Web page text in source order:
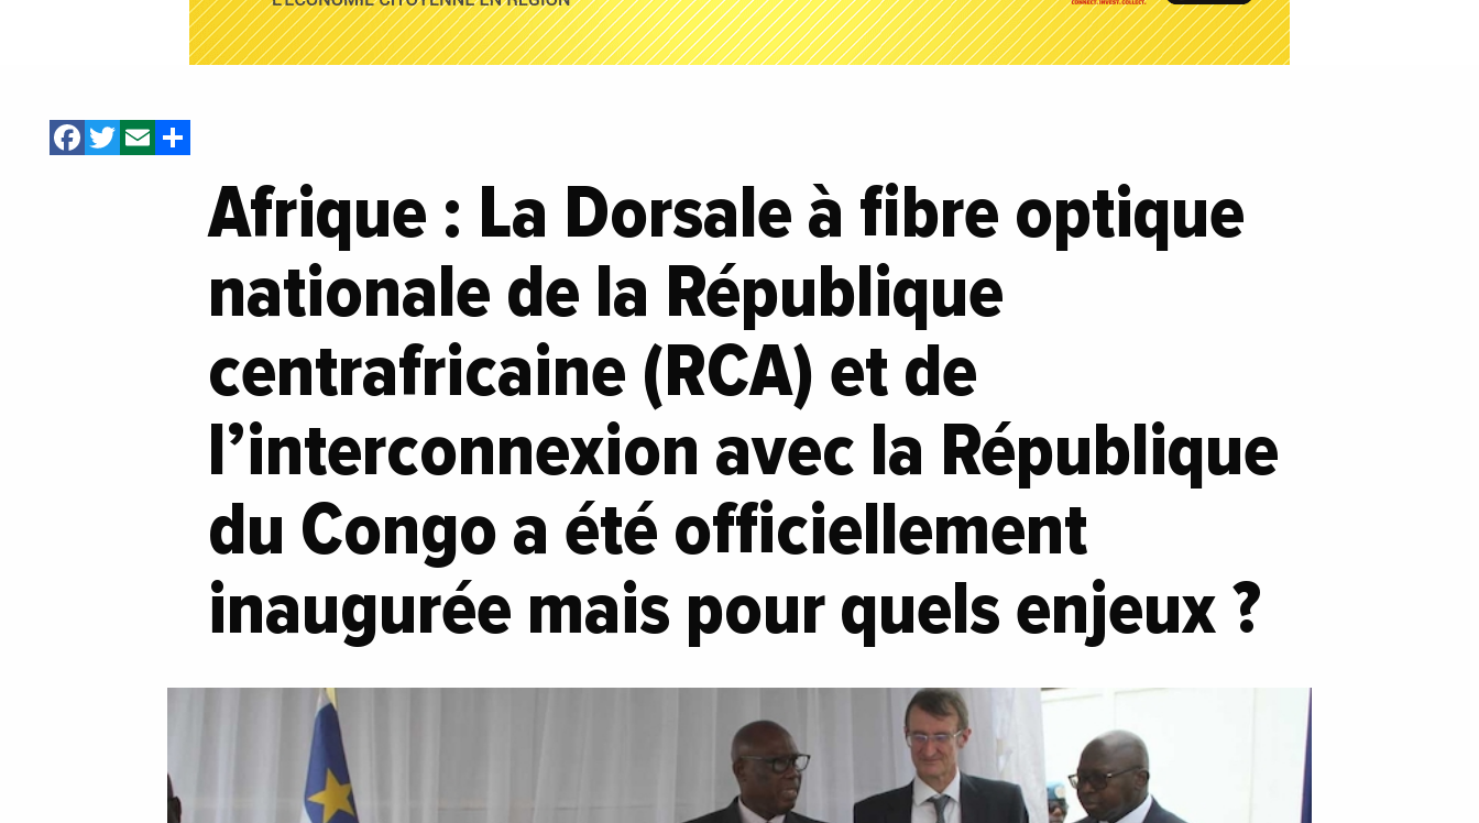
Facebook
Twitter
Email
Afrique : La Dorsale à fibre optique
nationale de la République
centrafricaine (RCA) et de
l’interconnexion avec la République
du Congo a été officiellement
inaugurée mais pour quels enjeux ?